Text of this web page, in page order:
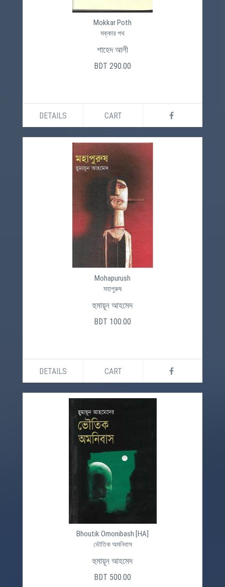
Mokkar Poth
মক্কার পথ
শাহেদ আলী
BDT 290.00
DETAILS CART
Mohapurush
মহাপুরুষ
হুমায়ূন আহমেদ
BDT 100.00
DETAILS CART
Bhoutik Omonibash [HA]
ভৌতিক অমনিবাস
হুমায়ূন আহমেদ
BDT 500.00